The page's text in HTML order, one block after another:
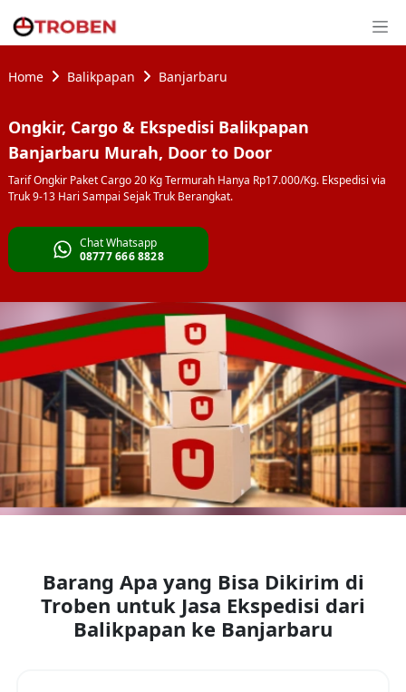
Home Balikpapan Banjarbaru
Ongkir, Cargo & Ekspedisi Balikpapan
Banjarbaru Murah, Door to Door
Tarif Ongkir Paket Cargo 20 Kg Termurah Hanya Rp17.000/Kg. Ekspedisi via
Truk 9-13 Hari Sampai Sejak Truk Berangkat.
Chat Whatsapp
08777 666 8828
Barang Apa yang Bisa Dikirim di
Troben untuk Jasa Ekspedisi dari
Balikpapan ke Banjarbaru